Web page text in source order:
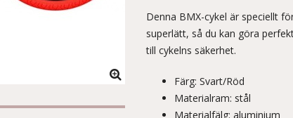
Denna BMX-cykel är speciellt
superlätt, så du kan göra
till cykelns säkerhet.
Färg: Svart/Röd
Materialram: stål
Materialfälg: aluminium